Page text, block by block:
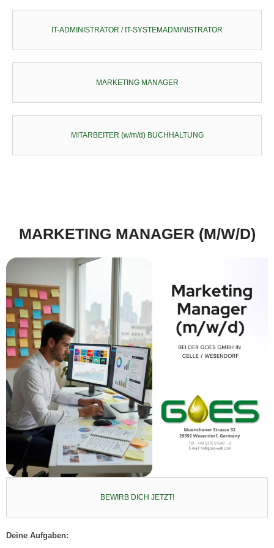
IT-ADMINISTRATOR / IT-SYSTEMADMINISTRATOR
MARKETING MANAGER
MITARBEITER (w/m/d) BUCHHALTUNG
MARKETING MANAGER (M/W/D)
BEWIRB DICH JETZT!
Deine Aufgaben: